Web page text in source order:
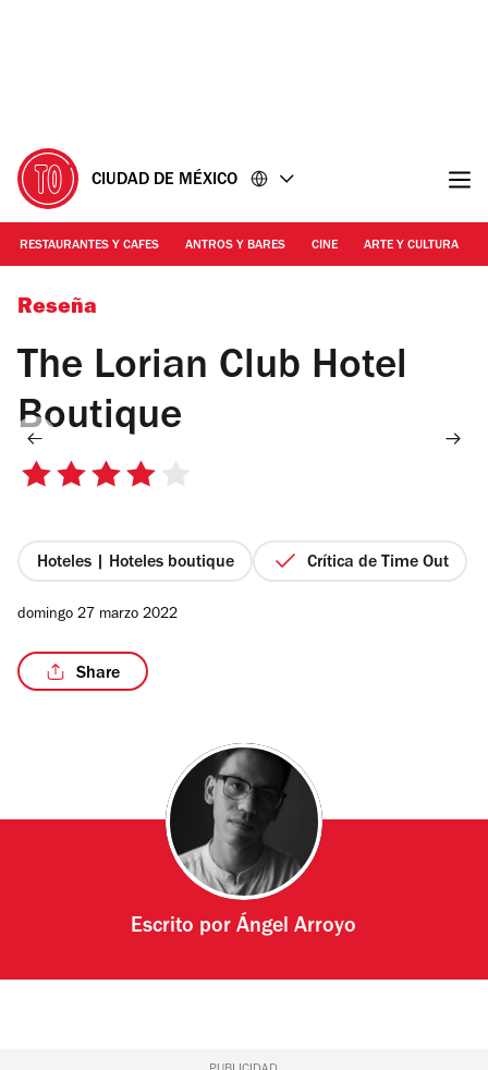
CIUDAD DE MÉXICO
RESTAURANTES Y CAFES ANTROS Y BARES CINE ARTE Y CULTURA
Foto: Cortesía The Lorian Club
Reseña
The Lorian Club Hotel
Boutique
4
estrellas
Hoteles | Hoteles boutique Crítica de Time Out
domingo 27 marzo 2022
Share
Escrito porÁngel Arroyo